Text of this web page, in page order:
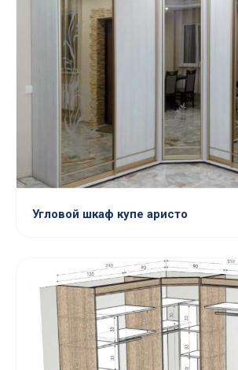
Угловой шкаф купе аристо